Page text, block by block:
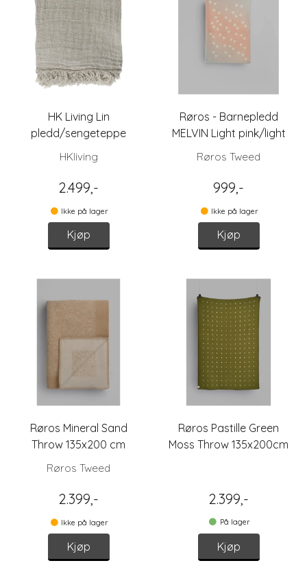
HK Living Lin
pledd/sengeteppe
HKliving
2.499,-
Ikke på lager
Kjøp
Røros - Barnepledd
MELVIN Light pink/light
Røros Tweed
999,-
Ikke på lager
Kjøp
Røros Mineral Sand
Throw 135x200 cm
Røros Tweed
2.399,-
Ikke på lager
Kjøp
Røros Pastille Green
Moss Throw 135x200cm
2.399,-
På lager
Kjøp